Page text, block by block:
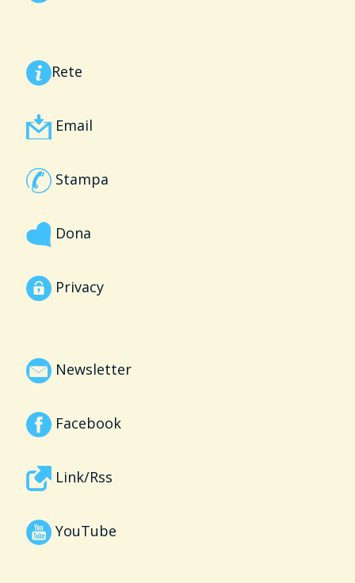
Rete
Email
Stampa
Dona
Privacy
Newsletter
Facebook
Link/Rss
YouTube